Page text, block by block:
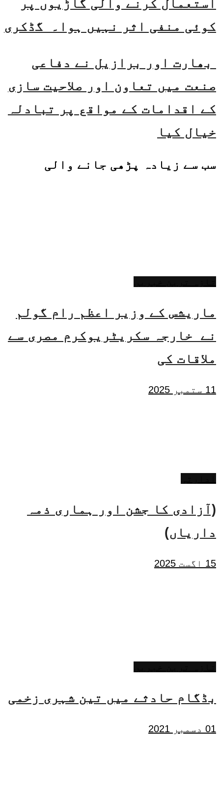
استعمال کرنے والی گاڑیوں پر
کوئی منفی اثر نہیں ہوا۔ گڈکری
بھارت اور برازیل نے دفاعی
صنعت میں تعاون اور صلاحیت سازی
کے اقدامات کے مواقع پر تبادلہ
خیال کیا
سب سے زیادہ پڑھی جانے والی
ماریشس کے وزیر اعظم رام گولم
نے خارجہ سکریٹریوکرم مصری سے
ملاقات کی
11 ستمبر 2025
(آزادی کا جشن اور ہماری ذمہ
داریاں)
15 اگست 2025
بڈگام حادثے میں تین شہری زخمی
01 دسمبر 2021